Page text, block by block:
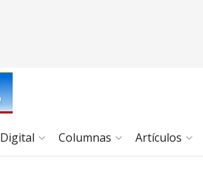
Columnas Artículos